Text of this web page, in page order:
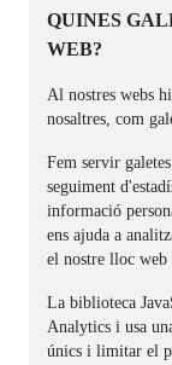
QUINES
WEB?
Al nostres webs
nosaltres, com
Fem servir
seguiment
informació
ens ajuda a
el nostre lloc web
La biblioteca
Analytics i usa
únics i limitar el